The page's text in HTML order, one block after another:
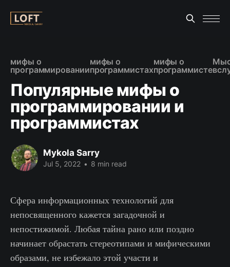
мифы о
программировании
мифы о
программистах
мифы о
программисте
Популярные мифы о
программировании и
программистах
Mykola Sarry
Jul 5, 2022 • 8 min read
Сфера информационных технологий для
непосвященного кажется загадочной и
непостижимой. Любая тайна рано или поздно
начинает обрастать стереотипами и мифическими
образами, не избежало этой участи и